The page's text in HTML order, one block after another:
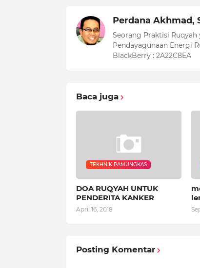
Perdana Akhmad,
Seorang Praktisi
Pendayagunaan Energi
BlackBerry : 2A22C8EA
Baca juga
TEKHNIK PAMUNGKAS
DOA RUQYAH UNTUK
PENDERITA KANKER
April 16, 2018
Posting Komentar